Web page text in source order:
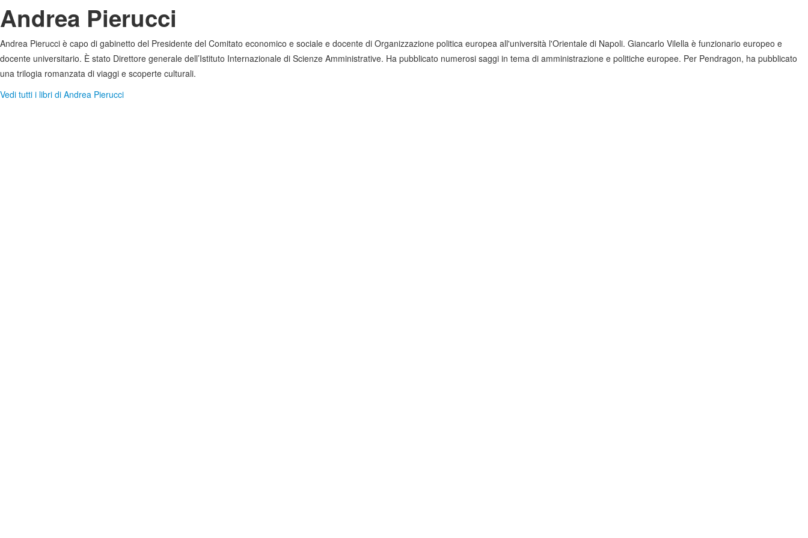
Andrea Pierucci
Andrea Pierucci è capo di gabinetto del Presidente del Comitato economico e sociale e docente di Organizzazione politica europea all'università l'Orientale di Napoli. Giancarlo Vilella è funzionario europeo e
docente universitario. È stato Direttore generale dell’Istituto Internazionale di Scienze Amministrative. Ha pubblicato numerosi saggi in tema di amministrazione e politiche europee. Per Pendragon, ha pubblicato
una trilogia romanzata di viaggi e scoperte culturali.
Vedi tutti i libri di Andrea Pierucci